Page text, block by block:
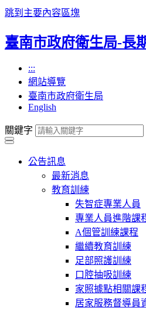
跳到主要內容區塊
臺南市政府衛生局-長
:::
網站導覽
臺南市政府衛生局
English
關鍵字
公告訊息
最新消息
教育訓練
失智症專業人員
專業人員進階課
A個管訓練課程
繼續教育訓練
足部照護訓練
口腔抽吸訓練
家照據點相關課
居家服務督導員